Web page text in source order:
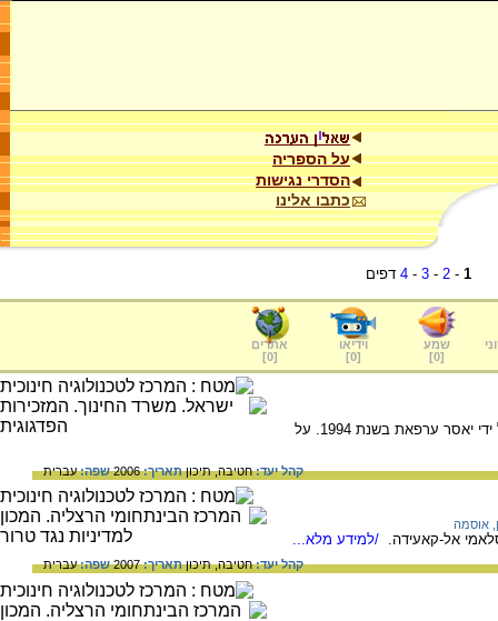
על הספריה
הסדרי נגישות
כתבו אלינו
1
-
2
-
3
-
4 דפים
שמע
[
0
]
וידיאו
[
0
]
אתרים
[
0
]
התנזים, הזרוע הצבאית של הפת"ח, הוקם על ידי יאסר ערפאת בשנת 1994. על
קהל יעד:חטיבה,תיכוןתאריך:2006 שפה:עברית
אוסמה
אל-קאעידה. /למידע מלא...
קהל יעד:חטיבה,תיכוןתאריך:2007 שפה:עברית